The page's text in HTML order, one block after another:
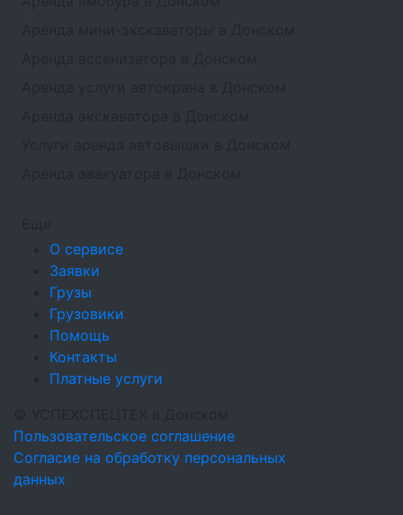
О сервисе
Заявки
Грузы
Грузовики
Помощь
Контакты
Платные услуги
Пользовательское соглашение
Согласие на обработку персональных
данных